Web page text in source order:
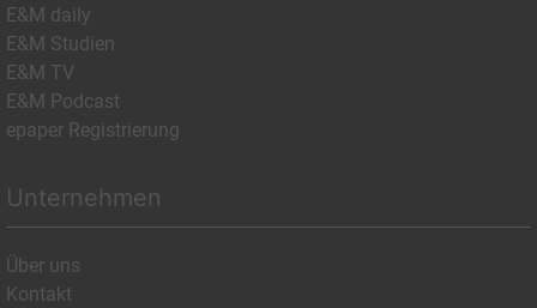
E&M daily
E&M Studien
E&M TV
E&M Podcast
epaper Registrierung
Unternehmen
Über uns
Kontakt